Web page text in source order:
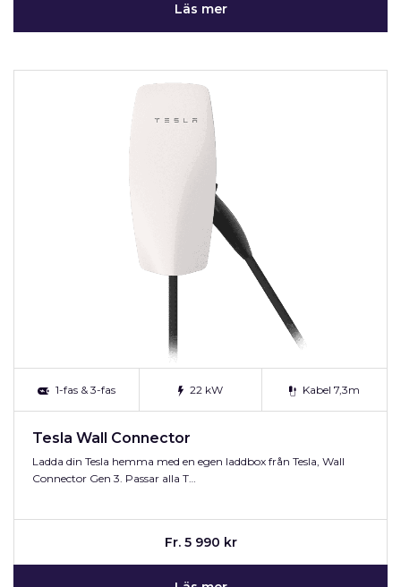
Läs mer
1-fas & 3-fas 22 kW Kabel 7,3m
Tesla Wall Connector
Ladda din Tesla hemma med en egen laddbox från Tesla, Wall
Connector Gen 3. Passar alla T…
Fr. 5 990 kr